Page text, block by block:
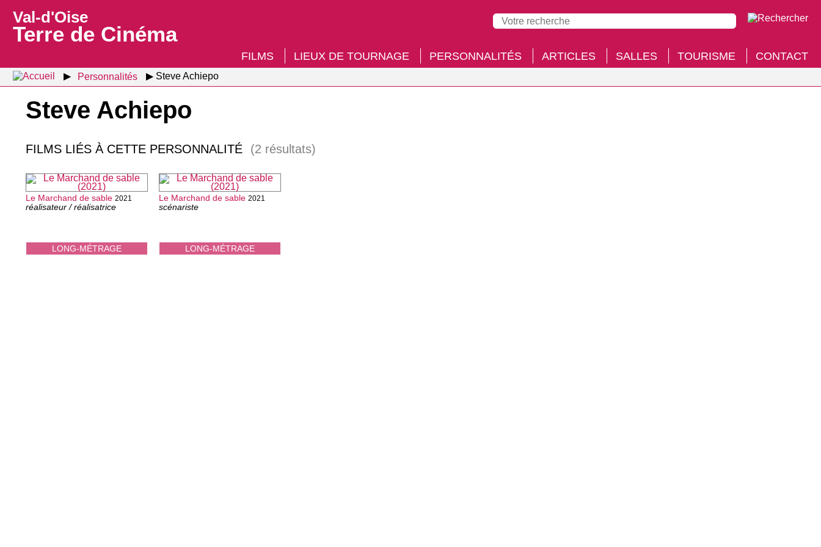
Val-d'Oise
Terre de Cinéma
FILMS LIEUX DE TOURNAGE PERSONNALITÉS ARTICLES SALLES TOURISME CONTACT
Personnalités Steve Achiepo
Steve Achiepo
FILMS LIÉS À CETTE PERSONNALITÉ (2 résultats)
LONG-MÉTRAGE
Le Marchand de sable 2021
réalisateur / réalisatrice
LONG-MÉTRAGE
Le Marchand de sable 2021
scénariste